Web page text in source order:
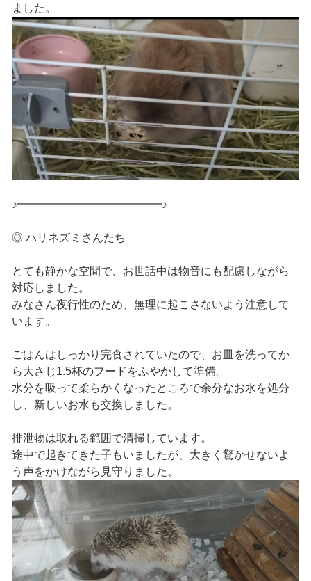
ました。
♪━━━━━━━━━━━━━♪
◎ ハリネズミさんたち
とても静かな空間で、お世話中は物音にも配慮しながら
対応しました。
みなさん夜行性のため、無理に起こさないよう注意して
います。
ごはんはしっかり完食されていたので、お皿を洗ってか
ら大さじ1.5杯のフードをふやかして準備。
水分を吸って柔らかくなったところで余分なお水を処分
し、新しいお水も交換しました。
排泄物は取れる範囲で清掃しています。
途中で起きてきた子もいましたが、大きく驚かせないよ
う声をかけながら見守りました。